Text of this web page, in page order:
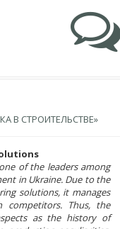
В СТРОИТЕЛЬСТВЕ»
of the leaders among
in Ukraine. Due to the
solutions, it manages
Thus, the
as the history of